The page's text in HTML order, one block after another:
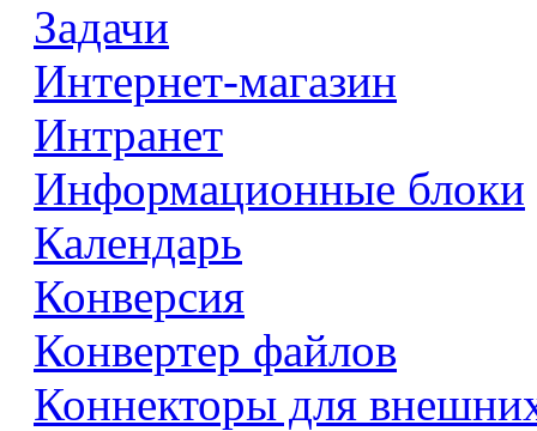
Задачи
Интернет-магазин
Интранет
Информационные блоки
Календарь
Конверсия
Конвертер файлов
Коннекторы для